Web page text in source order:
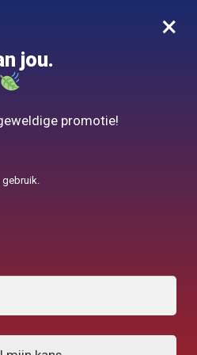
0
aankopen met DJINN-code10
×
jou.
promotie!